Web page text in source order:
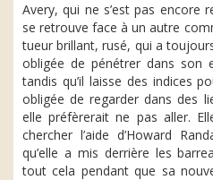
Avery, qui ne s’est pas encore
se retrouve face à un autre
tueur brillant, rusé, qui a
obligée de pénétrer dans son
tandis qu’il laisse des indices
obligée de regarder dans des
elle préfèrerait ne pas aller.
chercher l’aide d’Howard
qu’elle a mis derrière les
tout cela pendant que sa